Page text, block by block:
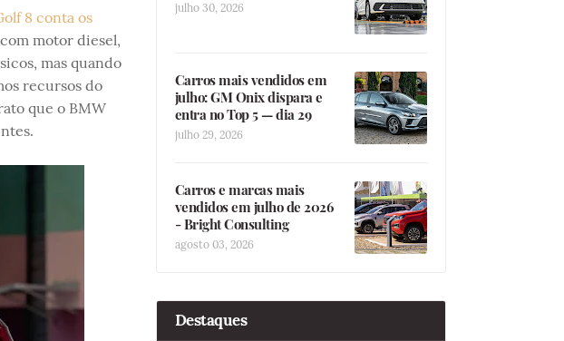
8 conta os
motor diesel,
mas quando
recursos do
que o BMW
julho 30, 2026
Carros mais vendidos em
julho: GM Onix dispara e
entra no Top 5 — dia 29
julho 29, 2026
Carros e marcas mais
vendidos em julho de 2026
- Bright Consulting
agosto 03, 2026
Destaques